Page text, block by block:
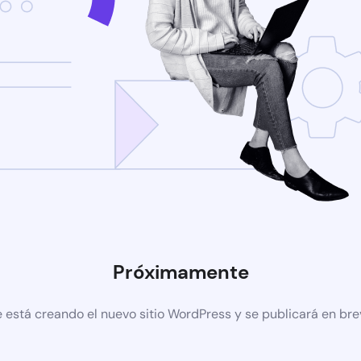
Próximamente
está creando el nuevo sitio WordPress y se publicará en